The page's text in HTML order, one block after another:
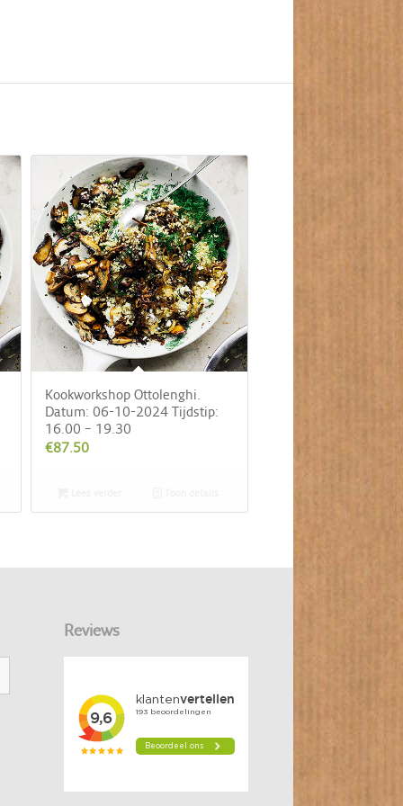
Kookworkshop Ottolenghi.
Datum: 06-10-2024 Tijdstip:
16.00 – 19.30
€87.50
Reviews